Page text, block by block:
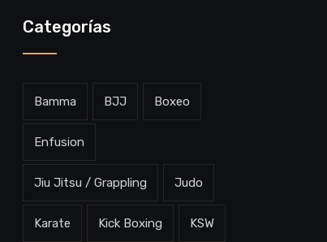
Categorías
Bamma BJJ Boxeo
Enfusion
Jiu Jitsu / Grappling Judo
Karate Kick Boxing KSW